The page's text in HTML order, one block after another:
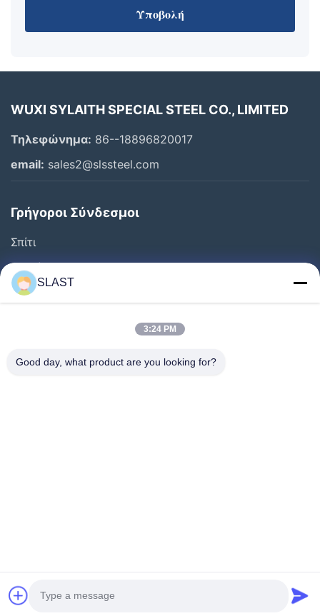
Υποβολή
WUXI SYLAITH SPECIAL STEEL CO., LIMITED
Τηλεφώνημα: 86--18896820017
email: sales2@slssteel.com
Γρήγοροι Σύνδεσμοι
Σπίτι
Προϊόντα
Βίντεο
Έλεγχος Ποιότητας
δικαιώματα διατηρούνται.
SLAST
3:24 PM
Good day, what product are you looking for?